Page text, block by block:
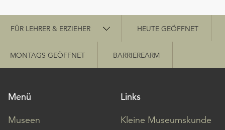
Schnellzugriff
FÜR LEHRER & ERZIEHER HEUTE GEÖFFNET
MONTAGS GEÖFFNET BARRIEREARM
Menü
Museen
Links
Kleine Museumskunde